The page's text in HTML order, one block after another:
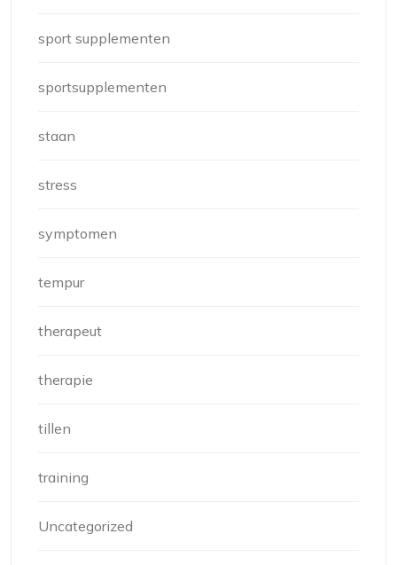
sport supplementen
sportsupplementen
staan
stress
symptomen
tempur
therapeut
therapie
tillen
training
Uncategorized